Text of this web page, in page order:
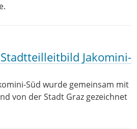
Jakomini-
Süd wurde gemeinsam mit
von der Stadt Graz gezeichnet